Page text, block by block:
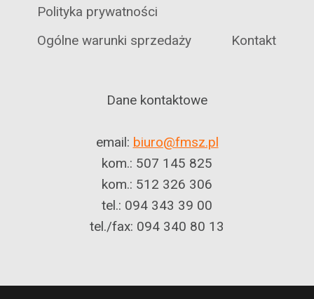
Polityka prywatności
Ogólne warunki sprzedaży
Kontakt
Dane kontaktowe
email: biuro@fmsz.pl
kom.: 507 145 825
kom.: 512 326 306
tel.: 094 343 39 00
tel./fax: 094 340 80 13